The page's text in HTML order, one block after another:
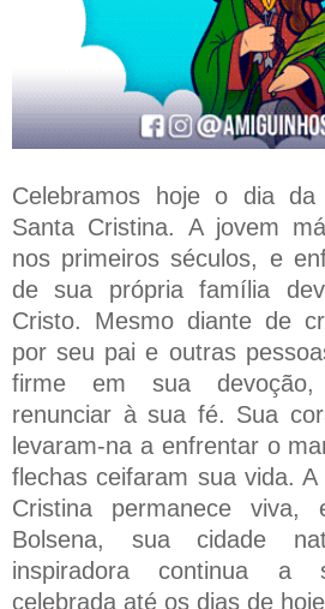
Celebramos hoje o dia da
Santa Cristina. A jovem
nos primeiros séculos, e
de sua própria família
Cristo. Mesmo diante de
por seu pai e outras
firme em sua devoção,
renunciar à sua fé. Sua
levaram-na a enfrentar o
flechas ceifaram sua vida.
Cristina permanece viva,
Bolsena, sua cidade
inspiradora continua a
celebrada até os dias de